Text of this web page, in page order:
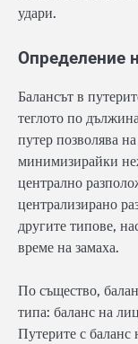
удари.
Определение
Балансът в
теглото по
путер позволява
минимизирайки
централно
централизирано
другите типове,
време на замаха.
По същество,
типа: баланс на
Путерите с баланс